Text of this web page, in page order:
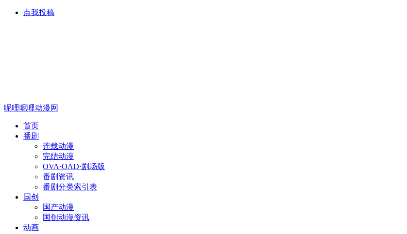
点我投稿
呢哩呢哩动漫网
首页
番剧
连载动漫
完结动漫
OVA·OAD·剧场版
番剧资讯
番剧分类索引表
国创
国产动漫
国创动漫资讯
动画